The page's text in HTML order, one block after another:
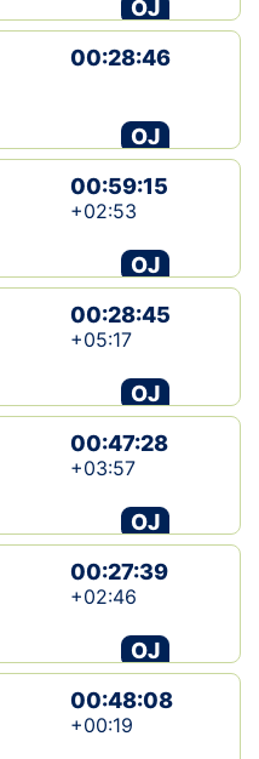
OJ
00:28:46
OJ
00:59:15
+02:53
OJ
00:28:45
+05:17
OJ
00:47:28
+03:57
OJ
00:27:39
+02:46
OJ
00:48:08
+00:19